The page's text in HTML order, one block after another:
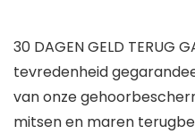
30 DAGEN GELD TERUG
tevredenheid
van onze
mitsen en maren